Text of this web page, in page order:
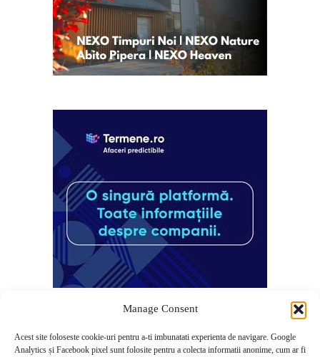
Manage Consent
Acest site foloseste cookie-uri pentru a-ti imbunatati experienta de navigare. Google
Analytics și Facebook pixel sunt folosite pentru a colecta informatii anonime, cum ar fi